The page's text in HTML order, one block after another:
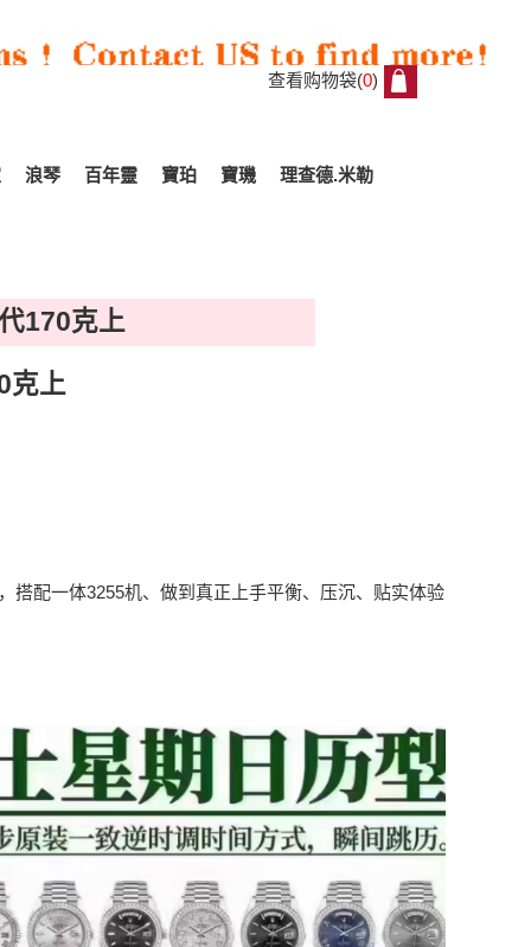
查看购物袋(0)
浪琴 百年靈 寶珀 寶璣 理查德.米勒
170克上
克上
搭配一体3255机、做到真正上手平衡、压沉、贴实体验